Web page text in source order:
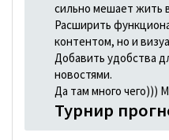
сильно мешает жить
Расширить
контентом, но и
Добавить удобства
новостями.
Да там много чего)))
Турнир